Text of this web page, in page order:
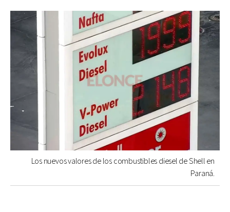
Los nuevos valores de los combustibles diesel de Shell en
Paraná.